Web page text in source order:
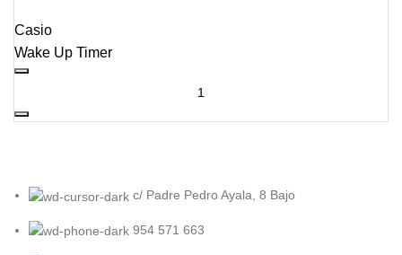
Casio
Wake Up Timer
c/ Padre Pedro Ayala, 8 Bajo
954 571 663